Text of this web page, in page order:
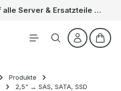
Sommer-Deal: 15% auf alle Server & Ersatzteile – Kein Code nötig, der Rabatt wird automatisch im Warenkorb abgezogen. Gültig vom 01.06. bis 31.08.
Produkte
2,5" → SAS, SATA, SSD